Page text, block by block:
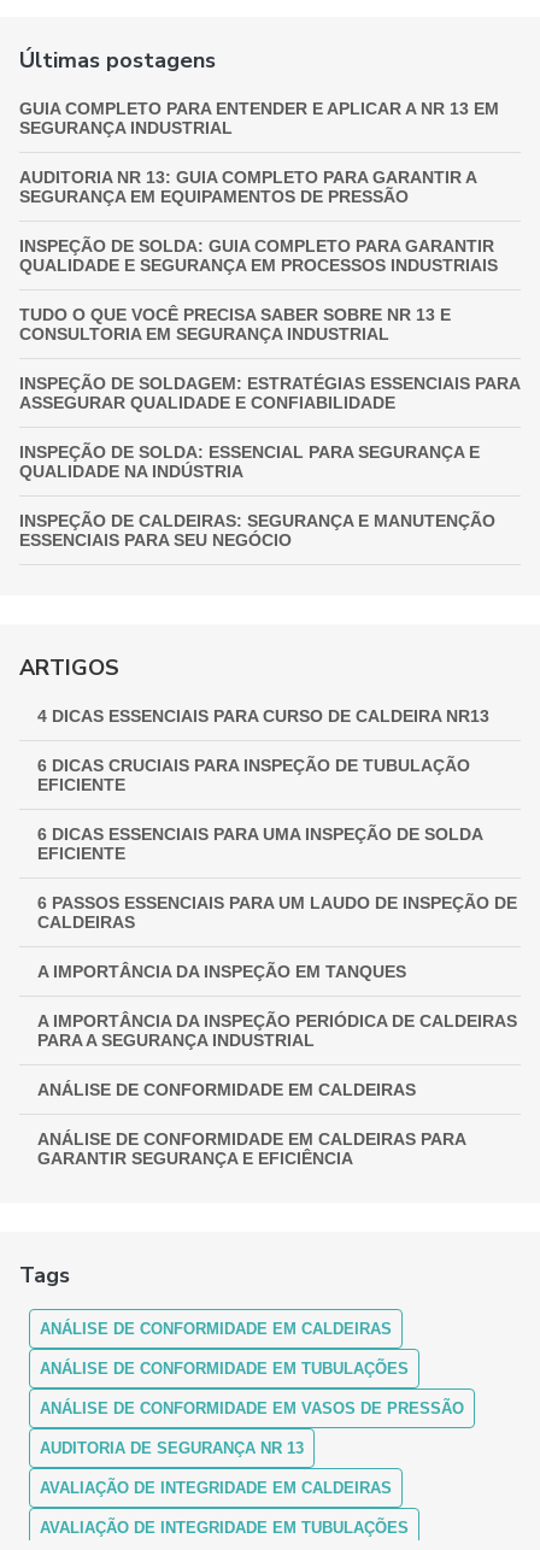
Últimas postagens
GUIA COMPLETO PARA ENTENDER E APLICAR A NR 13 EM
SEGURANÇA INDUSTRIAL
AUDITORIA NR 13: GUIA COMPLETO PARA GARANTIR A
SEGURANÇA EM EQUIPAMENTOS DE PRESSÃO
INSPEÇÃO DE SOLDA: GUIA COMPLETO PARA GARANTIR
QUALIDADE E SEGURANÇA EM PROCESSOS INDUSTRIAIS
TUDO O QUE VOCÊ PRECISA SABER SOBRE NR 13 E
CONSULTORIA EM SEGURANÇA INDUSTRIAL
INSPEÇÃO DE SOLDAGEM: ESTRATÉGIAS ESSENCIAIS PARA
ASSEGURAR QUALIDADE E CONFIABILIDADE
INSPEÇÃO DE SOLDA: ESSENCIAL PARA SEGURANÇA E
QUALIDADE NA INDÚSTRIA
INSPEÇÃO DE CALDEIRAS: SEGURANÇA E MANUTENÇÃO
ESSENCIAIS PARA SEU NEGÓCIO
GUIA COMPLETO DE INSPEÇÃO DE VASOS DE PRESSÃO:
GARANTINDO SEGURANÇA E CONFORMIDADE
INSPEÇÃO NR 13: GARANTINDO SEGURANÇA E
CONFORMIDADE EM EQUIPAMENTOS INDUSTRIAIS
ARTIGOS
4 DICAS ESSENCIAIS PARA CURSO DE CALDEIRA NR13
6 DICAS CRUCIAIS PARA INSPEÇÃO DE TUBULAÇÃO
EFICIENTE
6 DICAS ESSENCIAIS PARA UMA INSPEÇÃO DE SOLDA
EFICIENTE
6 PASSOS ESSENCIAIS PARA UM LAUDO DE INSPEÇÃO DE
CALDEIRAS
A IMPORTÂNCIA DA INSPEÇÃO EM TANQUES
A IMPORTÂNCIA DA INSPEÇÃO PERIÓDICA DE CALDEIRAS
PARA A SEGURANÇA INDUSTRIAL
ANÁLISE DE CONFORMIDADE EM CALDEIRAS
ANÁLISE DE CONFORMIDADE EM CALDEIRAS PARA
GARANTIR SEGURANÇA E EFICIÊNCIA
ANÁLISE DE CONFORMIDADE EM CALDEIRAS: COMO
ANÁLISE DE CONFORMIDADE EM CALDEIRAS: ENTENDA A
IMPORTÂNCIA E OS PROCEDIMENTOS
ANÁLISE DE CONFORMIDADE EM CALDEIRAS:
GARANTINDO SEGURANÇA E MÁXIMA EFICIÊNCIA
ANÁLISE DE CONFORMIDADE EM CALDEIRAS: GUIA
COMPLETO
Tags
ANÁLISE DE CONFORMIDADE EM CALDEIRAS
ANÁLISE DE CONFORMIDADE EM TUBULAÇÕES
ANÁLISE DE CONFORMIDADE EM VASOS DE PRESSÃO
AUDITORIA DE SEGURANÇA NR 13
AVALIAÇÃO DE INTEGRIDADE EM CALDEIRAS
AVALIAÇÃO DE INTEGRIDADE EM TUBULAÇÕES